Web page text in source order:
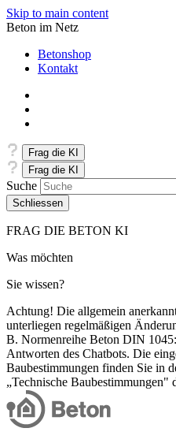
Skip to main content
Beton im Netz
Betonshop
Kontakt
Frag die KI
Frag die KI
Suche
Schliessen
FRAG DIE BETON KI
Was möchten
Sie wissen?
Achtung! Die allgemein
unterliegen regelmäßigen
B. Normenreihe Beton DIN
Antworten des Chatbots. Die
Baubestimmungen finden Sie in
„Technische Baubestimmungen"